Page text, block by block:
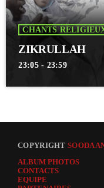
CHANTS
ZIKRULLAH
23:05 - 23:59
COPYRIGHT
ALBUM PHOTOS
CONTACTS
EQUIPE